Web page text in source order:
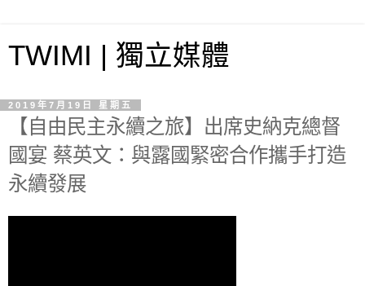
TWIMI | 獨立媒體
2019年7月19日 星期五
【自由民主永續之旅】出席史納克總督
國宴 蔡英文：與露國緊密合作攜手打造
永續發展